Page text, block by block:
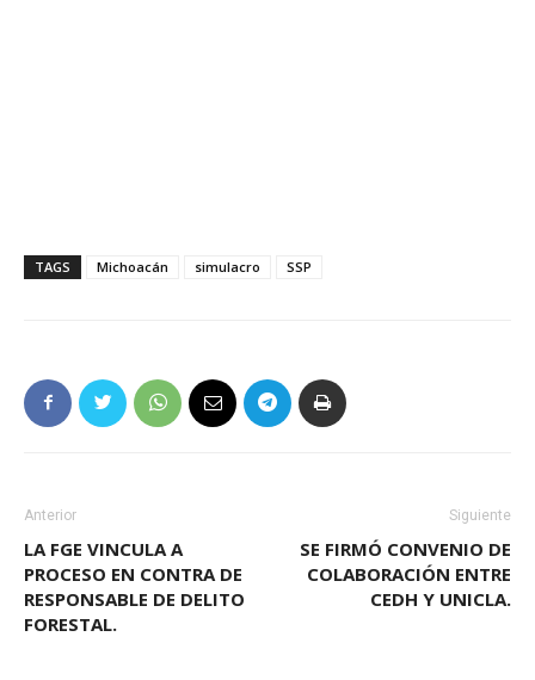
TAGS Michoacán simulacro SSP
Anterior
LA FGE VINCULA A
PROCESO EN CONTRA DE
RESPONSABLE DE DELITO
FORESTAL.
Siguiente
SE FIRMÓ CONVENIO DE
COLABORACIÓN ENTRE
CEDH Y UNICLA.